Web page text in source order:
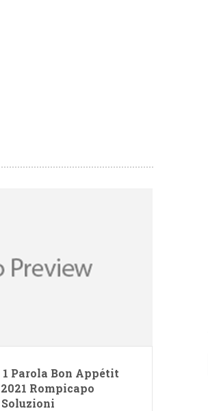
Parola Bon Appétit
Rompicapo